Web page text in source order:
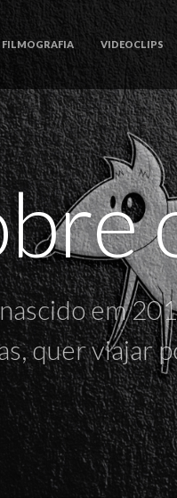
FILMOGRAFIA VIDEOCLIPS
em
quer viajar